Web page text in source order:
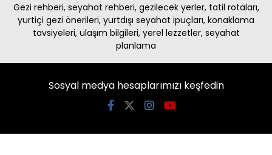
Gezi rehberi, seyahat rehberi, gezilecek yerler, tatil rotaları,
yurtiçi gezi önerileri, yurtdışı seyahat ipuçları, konaklama
tavsiyeleri, ulaşım bilgileri, yerel lezzetler, seyahat
planlama
Sosyal medya hesaplarımızı keşfedin